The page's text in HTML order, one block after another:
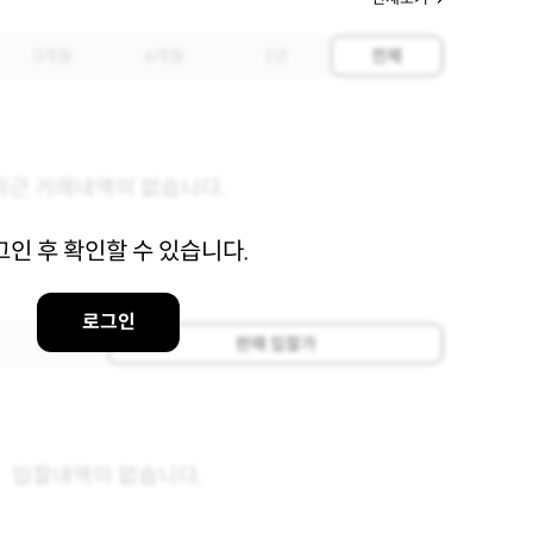
인 후 확인할 수 있습니다.
로그인
전체
판매 입찰가